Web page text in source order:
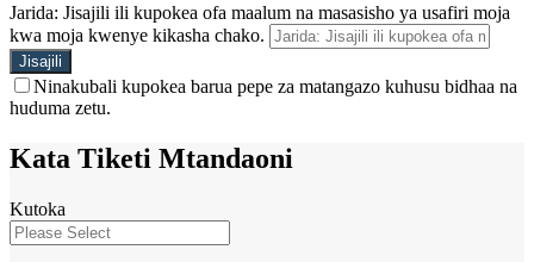
Jarida: Jisajili ili kupokea ofa maalum na masasisho ya usafiri moja
kwa moja kwenye kikasha chako.
Ninakubali kupokea barua pepe za matangazo kuhusu bidhaa na
huduma zetu.
Kata Tiketi Mtandaoni
Kutoka